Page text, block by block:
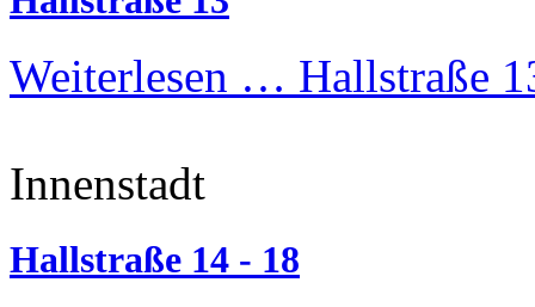
Weiterlesen … Hallstraße
Innenstadt
Hallstraße 14 - 18